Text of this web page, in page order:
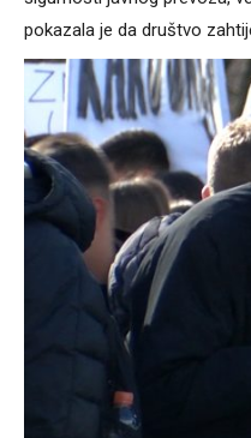
pokazala je da društvo